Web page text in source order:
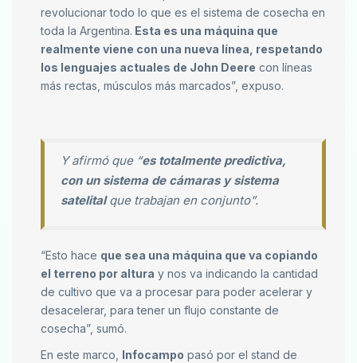
revolucionar todo lo que es el sistema de cosecha en
toda la Argentina. Esta es una máquina que
realmente viene con una nueva línea, respetando
los lenguajes actuales de John Deere con líneas
más rectas, músculos más marcados”, expuso.
Y afirmó que “es totalmente predictiva,
con un sistema de cámaras y sistema
satelitalque trabajan en conjunto”.
“Esto hace que sea una máquina que va copiando
el terreno por altura y nos va indicando la cantidad
de cultivo que va a procesar para poder acelerar y
desacelerar, para tener un flujo constante de
cosecha”, sumó.
En este marco, Infocampo pasó por el stand de